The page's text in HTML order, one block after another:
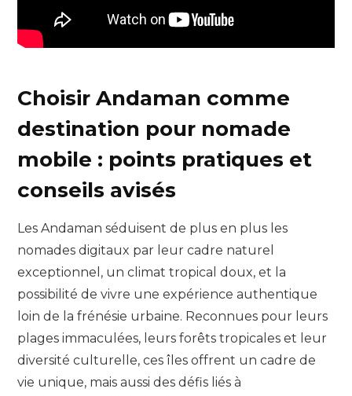
Choisir Andaman comme
destination pour nomade
mobile : points pratiques et
conseils avisés
Les Andaman séduisent de plus en plus les
nomades digitaux par leur cadre naturel
exceptionnel, un climat tropical doux, et la
possibilité de vivre une expérience authentique
loin de la frénésie urbaine. Reconnues pour leurs
plages immaculées, leurs forêts tropicales et leur
diversité culturelle, ces îles offrent un cadre de
vie unique, mais aussi des défis liés à